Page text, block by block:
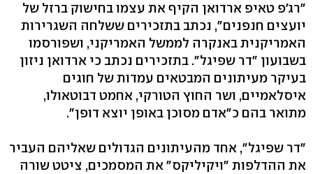
"רג'פ טאיפ ארדואן הקיף את עצמו בחישוק ברזל של
יועצים חנפנים", נכתב בתזכירים ששלחה השגרירות
האמריקנית באנקרה לממשל האמריקני, ושפורסמו
בשבועון "דר שפיגל". בתזכירים נכתב כי ארדואן ניזון
בעיקר מעיתונים המבטאים עמדות של חוגים
איסלאמיים, ושר החוץ הטורקי, אחמט דבוטאולו,
מתואר בהם כ"אדם מסוכן באופן יוצא דופן".
"דר שפיגל", אחד מהעיתונים הגדולים שאליהם העביר
את ההדלפות "ויקיליקס" את המסמכים, ציטט שורה